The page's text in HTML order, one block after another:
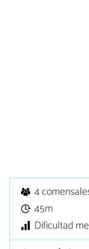
4
45m
Dificultad